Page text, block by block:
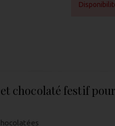
chocolaté festif